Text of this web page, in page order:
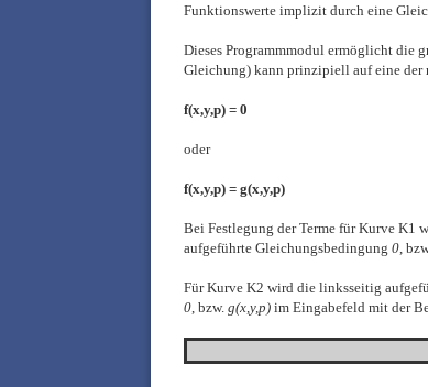
Funktionswerte implizit durch eine
Dieses Programmmodul ermöglicht die
Gleichung) kann prinzipiell auf eine der
f(x,y,p) = 0
oder
f(x,y,p) = g(x,y,p)
Bei Festlegung der Terme für Kurve K1
aufgeführte Gleichungsbedingung 0 ,
Für Kurve K2 wird die linksseitig
0 , bzw. g(x,y,p) im Eingabefeld mit der